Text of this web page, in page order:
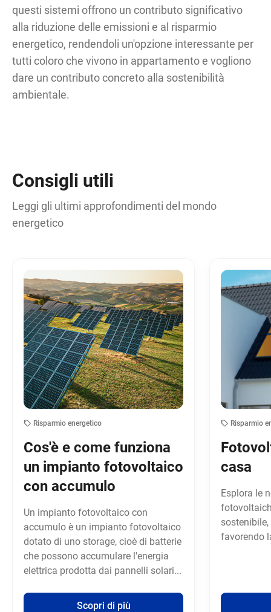
questi sistemi offrono un contributo significativo
alla riduzione delle emissioni e al risparmio
energetico, rendendoli un'opzione interessante per
tutti coloro che vivono in appartamento e vogliono
dare un contributo concreto alla sostenibilità
ambientale.
Consigli utili
Leggi gli ultimi approfondimenti del mondo
energetico
Risparmio energetico
Cos'è e come funziona
un impianto fotovoltaico
con accumulo
Un impianto fotovoltaico con
accumulo è un impianto fotovoltaico
dotato di uno storage, cioè di batterie
che possono accumulare l'energia
elettrica prodotta dai pannelli solari...
Scopri di più
Risparmio
casa
Esplora le
favorendo